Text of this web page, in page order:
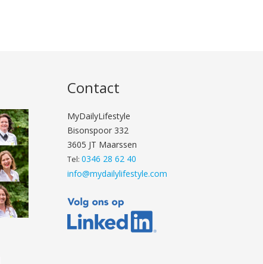
Contact
MyDailyLifestyle
Bisonspoor 332
3605 JT Maarssen
Tel: 0346 28 62 40
info@mydailylifestyle.com